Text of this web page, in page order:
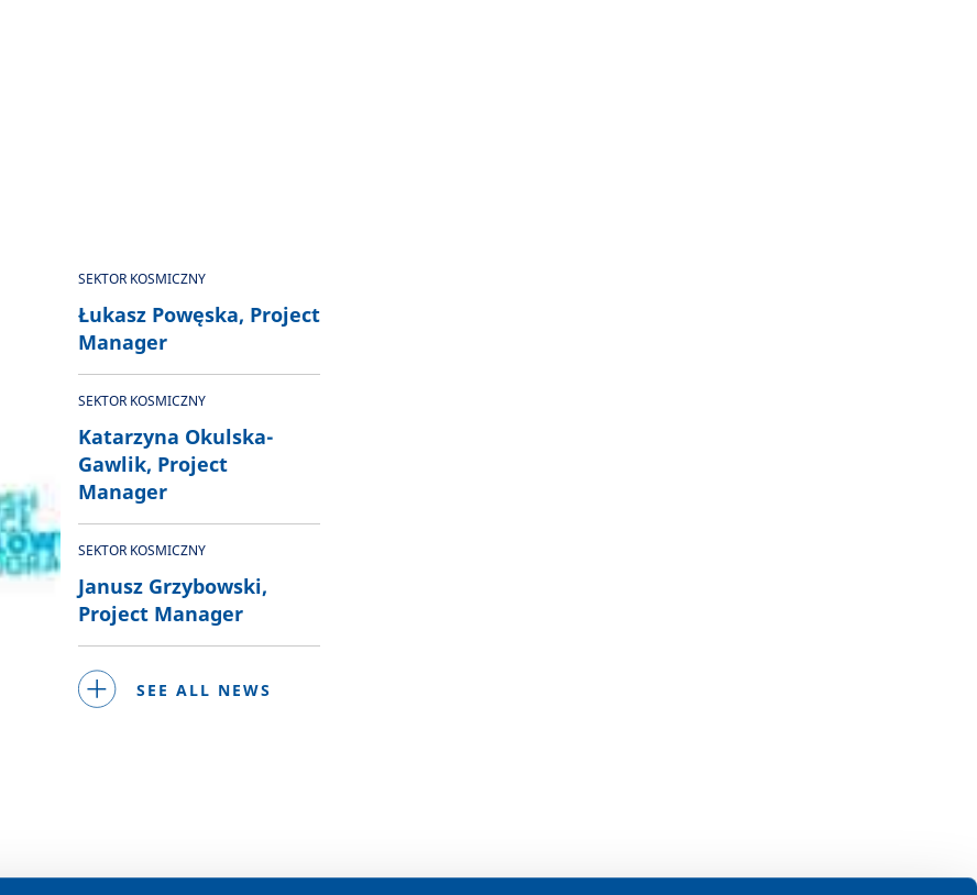
SEKTOR KOSMICZNY
Łukasz Powęska, Project
Manager
SEKTOR KOSMICZNY
Katarzyna Okulska-
Gawlik, Project
Manager
SEKTOR KOSMICZNY
Janusz Grzybowski,
Project Manager
SEE ALL NEWS